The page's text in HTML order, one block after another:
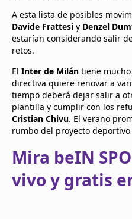
A esta lista de posibles
Davide Frattesi y Denzel
estarían considerando salir
retos.
El Inter de Milán tiene
directiva quiere renovar a
tiempo deberá dejar salir a
plantilla y cumplir con los
Cristian Chivu. El verano
rumbo del proyecto
Mira beIN
vivo y gratis